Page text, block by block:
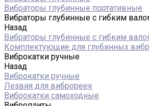
Вибраторы глубинные портативные
Вибраторы глубинные с гибким
Назад
Вибраторы глубинные с гибким
Комплектующие для глубинных
Виброкатки ручные
Назад
Виброкатки ручные
Лезвия для виброреек
Виброкатки самоходные